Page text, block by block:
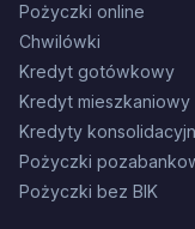
Pożyczki online
Chwilówki
Kredyt gotówkowy
Kredyt mieszkaniowy
Kredyty
Pożyczki
Pożyczki bez BIK